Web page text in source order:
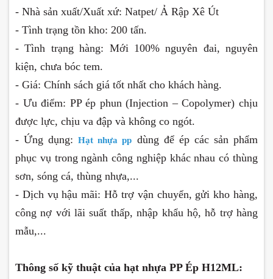
- Nhà sản xuất/Xuất xứ: Natpet/ Ả Rập Xê Út
- Tình trạng tồn kho: 200 tấn.
- Tình trạng hàng: Mới 100% nguyên đai, nguyên
kiện, chưa bóc tem.
- Giá: Chính sách giá tốt nhất cho khách hàng.
- Ưu điểm: PP ép phun (Injection – Copolymer) chịu
được lực, chịu va đập và không co ngót.
- Ứng dụng: Hạt nhựa pp dùng để ép các sản phẩm
phục vụ trongngành công nghiệpkhác nhau có thùng
sơn, sóng cá, thùng nhựa,...
- Dịch vụ hậu mãi: Hỗ trợ vận chuyển, gửi kho hàng,
công nợ với lãi suất thấp, nhập khẩu hộ, hỗ trợ hàng
mẫu,...
Thông số kỹ thuật của hạt nhựa PP Ép H12ML: